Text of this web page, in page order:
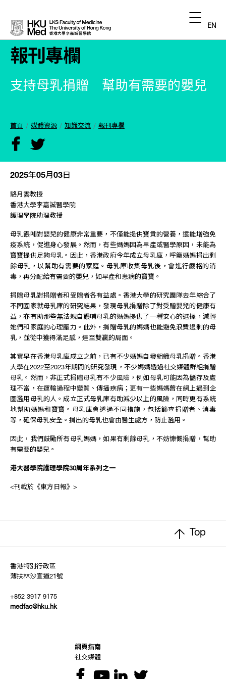
EN
報刊專欄
支持母乳捐贈 幫助有需要的嬰兒
首頁 媒體資源 知識交流 報刊專欄
2025年05月03日
駱月雲教授
香港大學李嘉誠醫學院
護理學院助理教授
母乳餵哺對嬰兒的健康非常重要，不僅能提供寶貴的營養，還能增強免
疫系統，促進身心發展。然而，有些媽媽因為早產或醫學原因，未能為
寶寶提供足夠母乳。因此，香港政府今年成立母乳庫，呼籲媽媽捐出剩
餘母乳，以幫助有需要的家庭。母乳庫收集母乳後，會進行嚴格的消
毒，再分配給有需要的嬰兒，如早產和患病的寶寶。
捐贈母乳對捐贈者和受贈者各有益處。香港大學的研究團隊去年綜合了
不同國家就母乳庫的研究結果，發現母乳捐贈除了對受贈嬰兒的健康有
益，亦有助那些無法親自餵哺母乳的媽媽提供了一種安心的選擇，減輕
她們和家庭的心理壓力。此外，捐贈母乳的媽媽也能避免浪費過剩的母
乳，並從中獲得滿足感，達至雙贏的局面。
其實早在香港母乳庫成立之前，已有不少媽媽自發組織母乳捐贈。香港
大學在2022至2023年期間的研究發現，不少媽媽透過社交媒體群組捐贈
母乳。然而，非正式捐贈母乳有不少風險，例如母乳可能因為儲存及處
理不當，在運輸過程中變質、傳播疾病；更有一些媽媽曾在網上遇到企
圖濫用母乳的人。成立正式母乳庫有助減少以上的風險，同時更有系統
地幫助媽媽和寶寶。母乳庫會透過不同措施，包括篩查捐贈者、消毒
等，確保母乳安全。捐出的母乳也會由醫生處方，防止濫用。
因此，我們鼓勵所有母乳媽媽，如果有剩餘母乳，不妨慷慨捐贈，幫助
有需要的嬰兒。
港大醫學院護理學院30周年系列之一
<刊載於《東方日報》>
Top
香港特別行政區
薄扶林沙宣道21號
+852 3917 9175
medfac@hku.hk
網頁指南
社交媒體